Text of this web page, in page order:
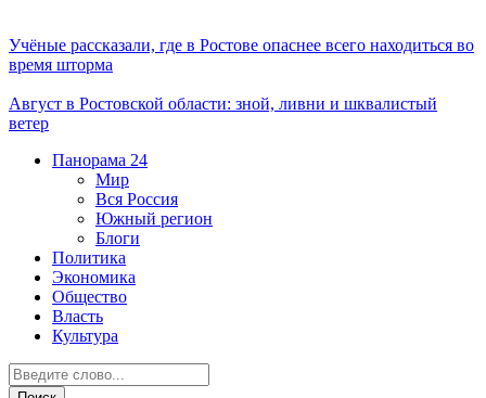
Учёные рассказали, где в Ростове опаснее всего находиться во
время шторма
Август в Ростовской области: зной, ливни и шквалистый
ветер
Панорама 24
Мир
Вся Россия
Южный регион
Блоги
Политика
Экономика
Общество
Власть
Культура